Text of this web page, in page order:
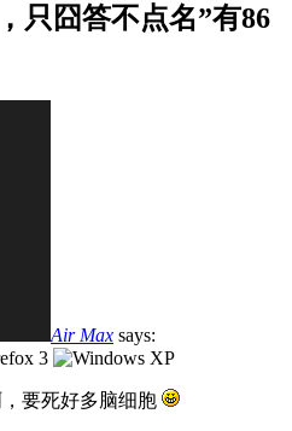
只囧答不点名”有86
Air Max says:
要死好多脑细胞